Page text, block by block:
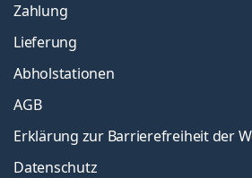
Zahlung
Lieferung
Abholstationen
AGB
Erklärung zur Barrierefreiheit der
Datenschutz